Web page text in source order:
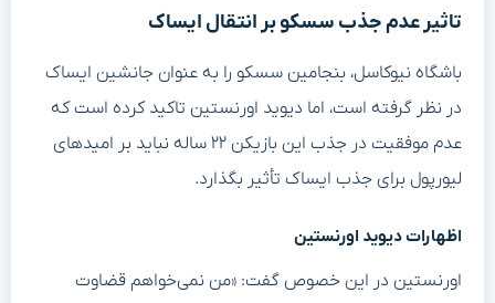
تاثیر عدم جذب سسکو بر انتقال ایساک
باشگاه نیوکاسل، بنجامین سسکو را به عنوان جانشین ایساک
در نظر گرفته است، اما دیوید اورنستین تاکید کرده است که
عدم موفقیت در جذب این بازیکن ۲۲ ساله نباید بر امیدهای
لیورپول برای جذب ایساک تأثیر بگذارد.
اظهارات دیوید اورنستین
اورنستین در این خصوص گفت: «من نمی‌خواهم قضاوت